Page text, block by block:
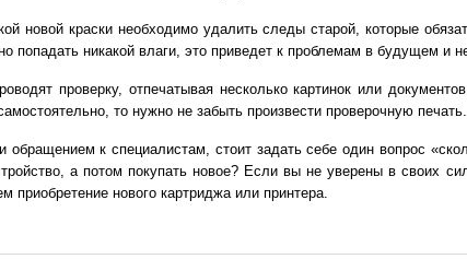
новой краски необходимо удалить следы старой, которые
попадать никакой влаги, это приведет к проблемам в будущем и
проверку, отпечатывая несколько картинок или
то нужно не забыть произвести проверочную печать.
к специалистам, стоит задать себе один вопрос
а потом покупать новое? Если вы не уверены в своих
приобретение нового картриджа или принтера.